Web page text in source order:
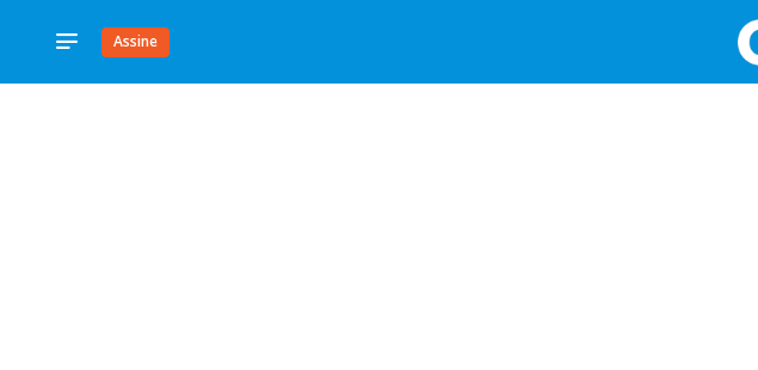
Assine